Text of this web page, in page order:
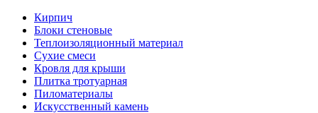
Кирпич
Блоки стеновые
Теплоизоляционный материал
Сухие смеси
Кровля для крыши
Плитка тротуарная
Пиломатериалы
Искусственный камень